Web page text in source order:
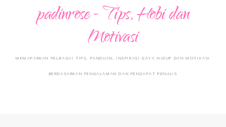
padinrose - Tips, Hobi dan
Motivasi
MEMAPARKAN PELBAGAI TIPS, PANDUAN, INSPIRASI GAYA HIDUP DAN MOTIVASI
BERDASARKAN PENGALAMAN DAN PENDAPAT PENULIS